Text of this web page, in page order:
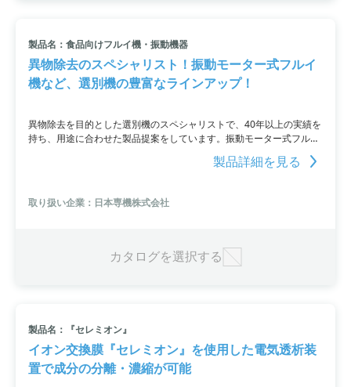
製品名：食品向けフルイ機・振動機器
異物除去のスペシャリスト！振動モーター式フルイ
機など、選別機の豊富なラインアップ！
異物除去を目的とした選別機のスペシャリストで、40年以上の実績を
持ち、用途に合わせた製品提案をしています。振動モーター式フルイ
機やクランク式フルイ機など、多様な機器を取り揃えており、特注や
製品詳細を見る
取り扱い企業：日本専機株式会社
カタログを選択する
製品名：『セレミオン』
イオン交換膜『セレミオン』を使用した電気透析装
置で成分の分離・濃縮が可能